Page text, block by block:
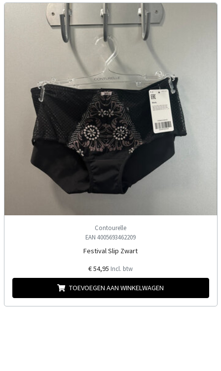
Contourelle
EAN 4005693462209
Festival Slip Zwart
€ 54,95 Incl. btw
TOEVOEGEN AAN WINKELWAGEN